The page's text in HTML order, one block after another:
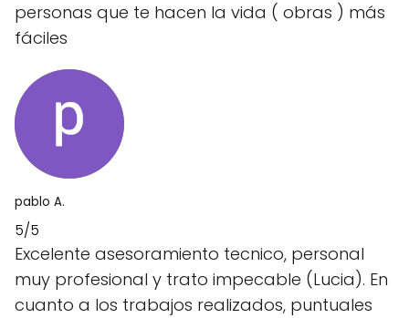
personas que te hacen la vida ( obras ) más
fáciles
pablo A.
5/5
Excelente asesoramiento tecnico, personal
muy profesional y trato impecable (Lucia). En
cuanto a los trabajos realizados, puntuales